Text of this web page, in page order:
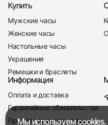
+7 916
Купить
Мужские часы
Женские часы
Настольные часы
Украшения
Ремешки и браслеты
Информация
Оплата и доставка
Гарантийные обязательства
Правила возврата товара
Мы используем